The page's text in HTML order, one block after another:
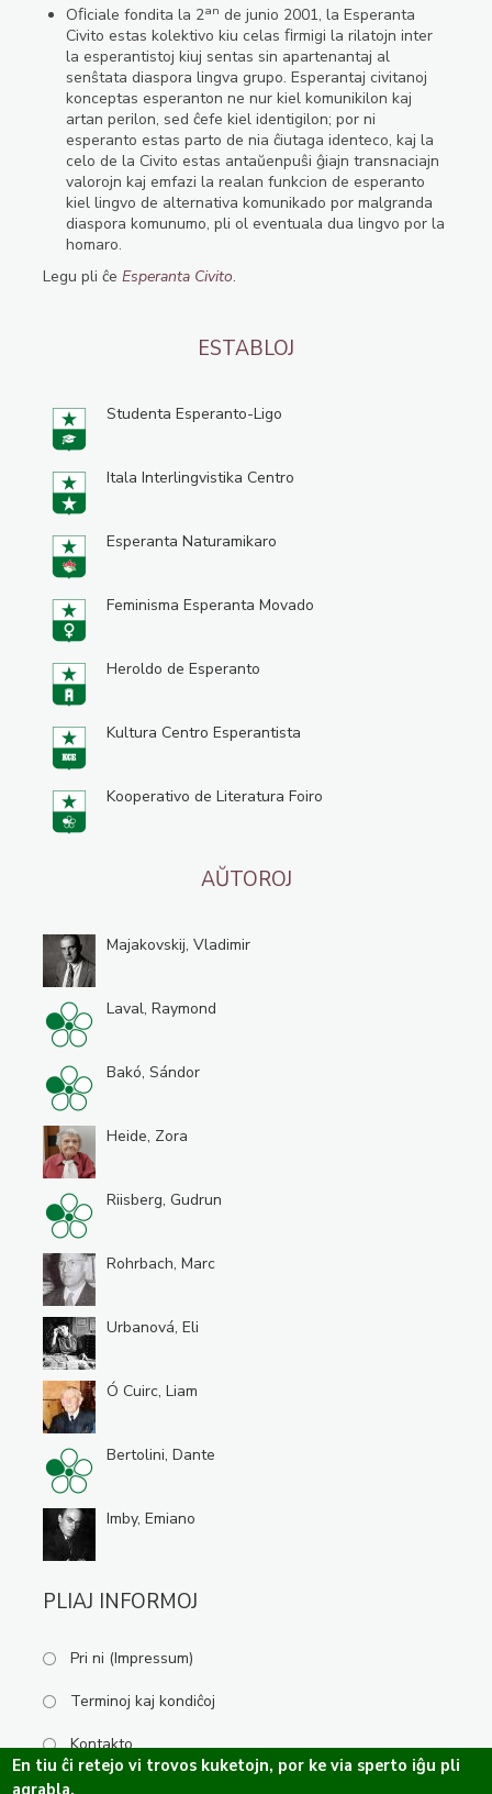
Oﬁciale fondita la 2an de junio 2001, la Esperanta
Civito estas kolektivo kiu celas ﬁrmigi la rilatojn inter
la esperantistoj kiuj sentas sin apartenantaj al
senŝtata diaspora lingva grupo. Esperantaj civitanoj
konceptas esperanton ne nur kiel komunikilon kaj
artan perilon, sed ĉefe kiel identigilon; por ni
esperanto estas parto de nia ĉiutaga identeco, kaj la
celo de la Civito estas antaŭenpuŝi ĝiajn transnaciajn
valorojn kaj emfazi la realan funkcion de esperanto
kiel lingvo de alternativa komunikado por malgranda
diaspora komunumo, pli ol eventuala dua lingvo por la
homaro.
Legu pli ĉe Esperanta Civito.
ESTABLOJ
Studenta Esperanto-Ligo
Itala Interlingvistika Centro
Esperanta Naturamikaro
Feminisma Esperanta Movado
Heroldo de Esperanto
Kultura Centro Esperantista
Kooperativo de Literatura Foiro
AŬTOROJ
Majakovskij, Vladimir
Laval, Raymond
Bakó, Sándor
Heide, Zora
Riisberg, Gudrun
Rohrbach, Marc
Urbanová, Eli
Ó Cuirc, Liam
Bertolini, Dante
Imby, Emiano
PLIAJ INFORMOJ
Pri ni (Impressum)
Terminoj kaj kondiĉoj
Kontakto
En tiu ĉi retejo vi trovos kuketojn, por ke via sperto iĝu pli